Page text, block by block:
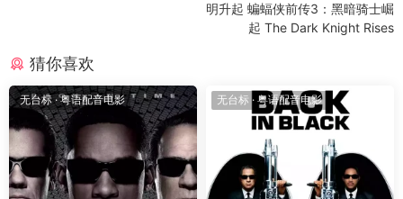
明升起 蝙蝠侠前传3：黑暗骑士崛
起 The Dark Knight Rises
猜你喜欢
无台标·粤语配音电影 无台标 · 粤语配音电影